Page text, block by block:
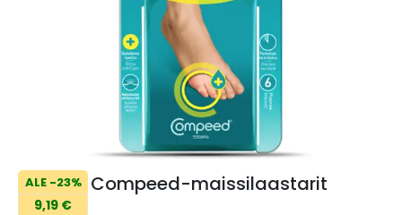
ALE -23%
9,19 €
Compeed-maissilaastarit